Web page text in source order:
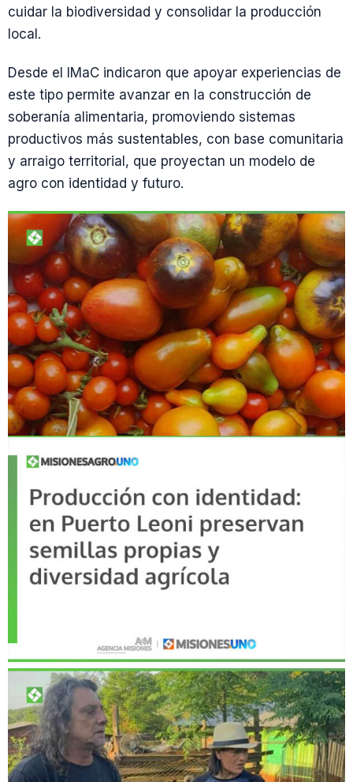
cuidar la biodiversidad y consolidar la producción
local.
Desde el IMaC indicaron que apoyar experiencias de
este tipo permite avanzar en la construcción de
soberanía alimentaria, promoviendo sistemas
productivos más sustentables, con base comunitaria
y arraigo territorial, que proyectan un modelo de
agro con identidad y futuro.